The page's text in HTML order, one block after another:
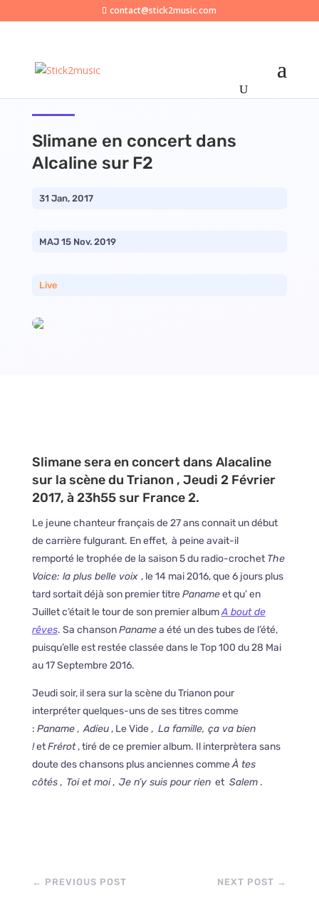
contact@stick2music.com
Slimane en concert dans
Alcaline sur F2
31 Jan, 2017
MAJ 15 Nov. 2019
Live
Slimane sera en concert dans Alacaline
sur la scène du Trianon , Jeudi 2 Février
2017, à 23h55 sur France 2.
Le jeune chanteur français de 27 ans connait un début
de carrière fulgurant. En effet, à peine avait-il
remporté le trophée de la saison 5 du radio-crochetThe
Voice: la plus belle voix , le 14 mai 2016, que 6 jours plus
tard sortait déjà son premier titrePanameet qu’ en
Juillet c’était le tour de son premier albumA bout de
rêves. Sa chansonPanamea été un des tubes de l’été,
puisqu’elle est restée classée dans le Top 100 du 28 Mai
au 17 Septembre 2016.
Jeudi soir, il sera sur la scène du Trianon pour
interpréter quelques-uns de ses titres comme
: Paname,Adieu, Le Vide , La famille, ça va bien
!etFrérot, tiré de ce premier album. Il interprètera sans
doute des chansons plus anciennes commeÀ tes
côtés, Toi et moi, Je n’y suis pour rienet Salem.
← PREVIOUS POST NEXT POST →